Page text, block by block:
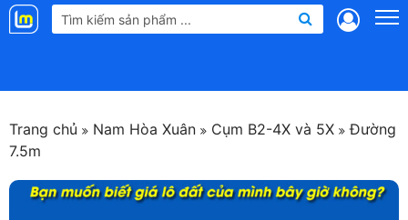
Landmap
Trang chủ Nam Hòa Xuân Cụm B2-4X và 5X
Đường
7.5m